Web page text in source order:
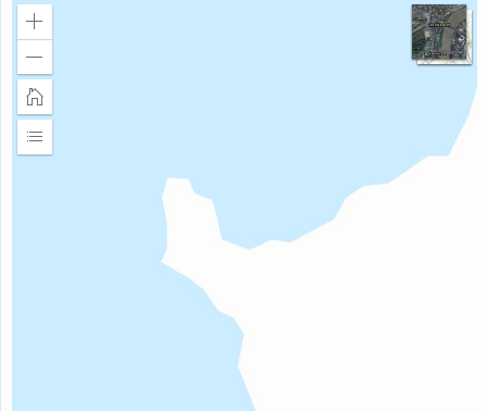
Збільшити
масштаб
Головна
сторінка
Розширити